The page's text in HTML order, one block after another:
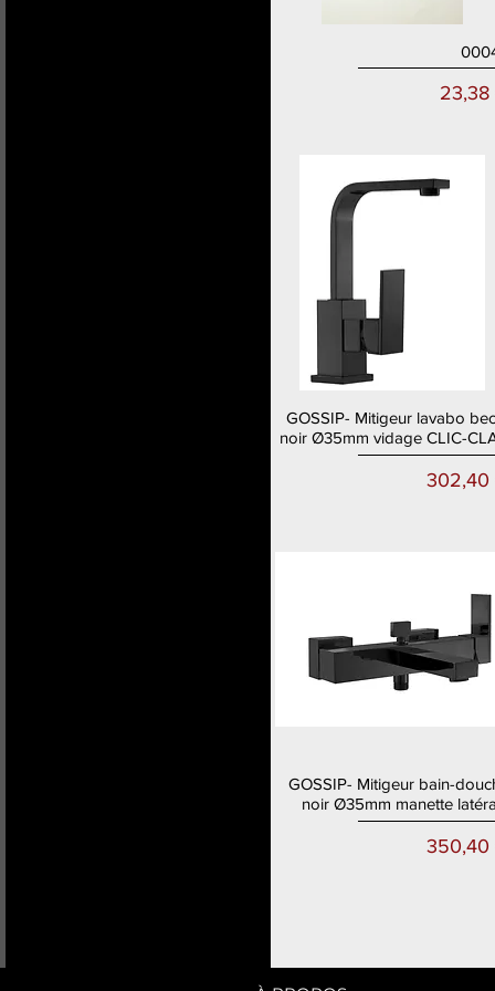
Prix
Aperçu rapide
GOSSIP- Mitigeur lavabo
noir Ø35mm vidage CLIC-
Prix
302,40
Aperçu rapide
GOSSIP- Mitigeur bain-
noir Ø35mm manette
Prix
350,40